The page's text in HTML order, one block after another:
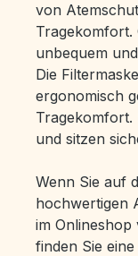
von
Tragekomfort.
unbequem
Die
ergonomisch
Tragekomfort.
und sitzen
Wenn Sie auf
hochwertigen
im
finden Sie